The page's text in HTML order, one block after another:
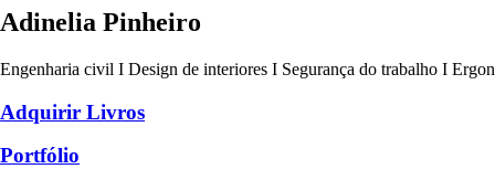
Adinelia Pinheiro
Engenharia civil I Design de interiores I Segurança do trabalho I
Adquirir Livros
Portfólio